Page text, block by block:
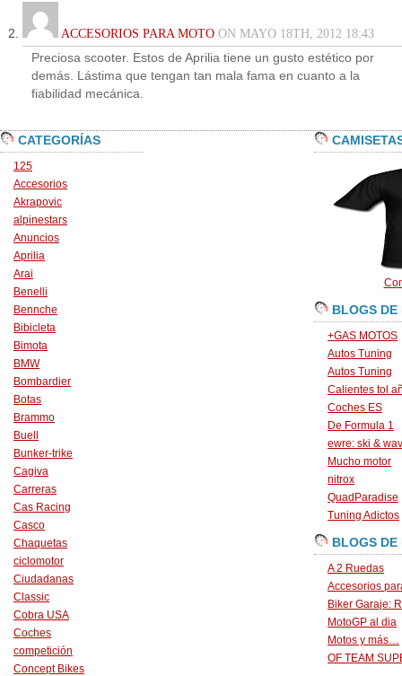
ACCESORIOS PARA MOTO ON MAYO 18TH, 2012 18:43
Preciosa scooter. Estos de Aprilia tiene un gusto estético por
demás. Lástima que tengan tan mala fama en cuanto a la
fiabilidad mecánica.
CATEGORÍAS
125
Accesorios
Akrapovic
alpinestars
Anuncios
Aprilia
Arai
Benelli
Bennche
Bibicleta
Bimota
BMW
Bombardier
Botas
Brammo
Buell
Bunker-trike
Cagiva
Carreras
Cas Racing
Casco
Chaquetas
ciclomotor
Ciudadanas
Classic
Cobra USA
Coches
competición
Concept Bikes
BLOGS DE
+GAS MOTOS
Autos Tuning
Autos Tuning
Calientes tol
Coches ES
De Formula 1
ewre: ski &
Mucho motor
nitrox
QuadParadise
Tuning Adictos
BLOGS DE
A 2 Ruedas
Accesorios
Biker Garaje:
MotoGP al dia
Motos y más…
OF TEAM